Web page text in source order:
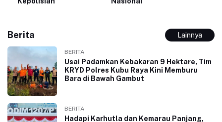
Berita Lainnya
BERITA
Usai Padamkan Kebakaran 9 Hektare, Tim
KRYD Polres Kubu Raya Kini Memburu
Bara di Bawah Gambut
BERITA
Hadapi Karhutla dan Kemarau Panjang,